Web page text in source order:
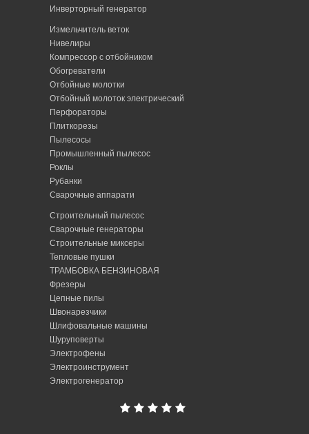
Инверторный генератор
Измельчитель веток
Нивелиры
Компрессор с отбойником
Обогреватели
Отбойные молотки
Отбойный молоток электрический
Перфораторы
Плиткорезы
Пылесосы
Промышленный пылесос
Роклы
Рубанки
Сварочные аппарати
Строительный пылесос
Сварочные генераторы
Строительные миксеры
Тепловые пушки
ТРАМБОВКА БЕНЗИНОВАЯ
Фрезеры
Цепные пилы
Швонарезчики
Шлифовальные машины
Шуруповерты
Электрофены
Электроинструмент
Электрогенератор